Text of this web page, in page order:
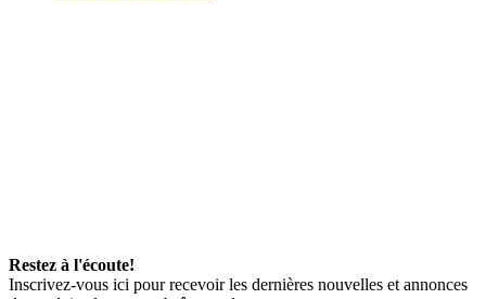
Restez à l'écoute!
Inscrivez-vous ici pour recevoir les dernières nouvelles et annonces